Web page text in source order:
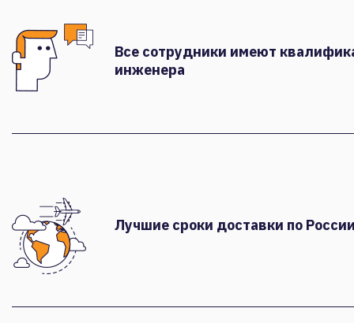
Все сотрудники имеют
инженера
Лучшие сроки доставки по